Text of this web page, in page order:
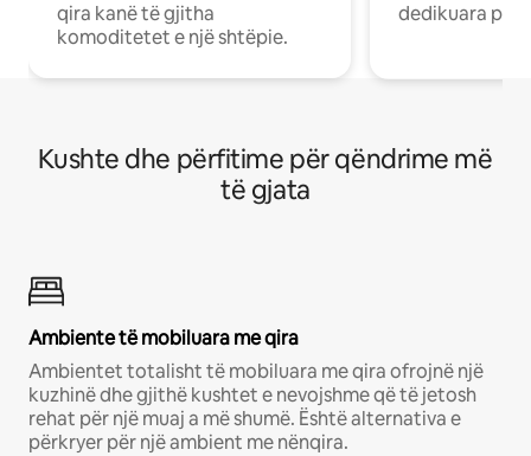
qira kanë të gjitha
komoditetet e një shtëpie.
dedikuara
Kushte dhe përfitime për qëndrime më
të gjata
Ambiente të mobiluara me qira
Ambientet totalisht të mobiluara me qira ofrojnë një
kuzhinë dhe gjithë kushtet e nevojshme që të jetosh
rehat për një muaj a më shumë. Është alternativa e
përkryer për një ambient me nënqira.